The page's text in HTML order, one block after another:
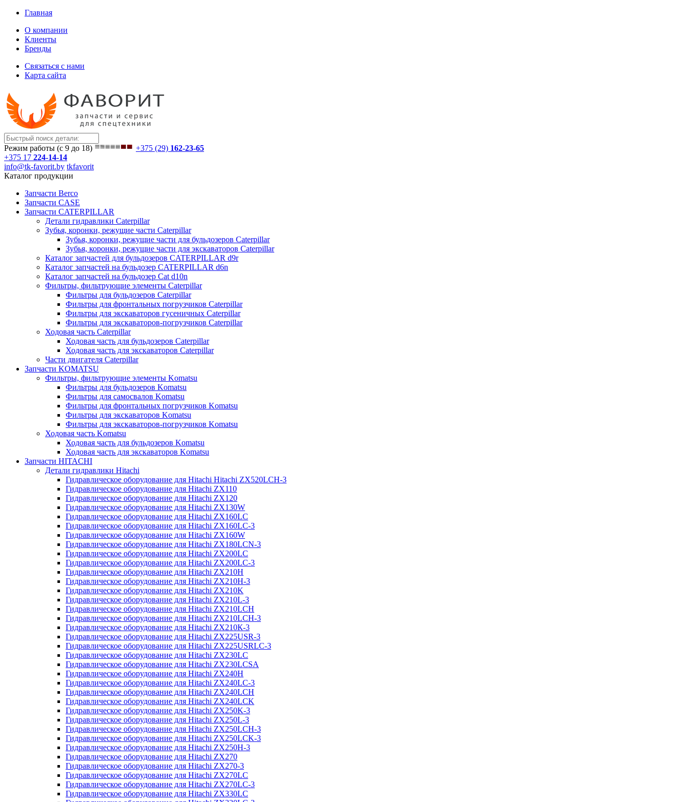
Главная
О компании
Клиенты
Бренды
Связаться с нами
Карта сайта
Режим работы (с 9 до 18) +375 (29) 162-23-65
+375 17 224-14-14
info@tk-favorit.by tkfavorit
Каталог продукции
Запчасти Berco
Запчасти CASE
Запчасти CATERPILLAR
Детали гидравлики Caterpillar
Зубья, коронки, режущие части Caterpillar
Зубья, коронки, режущие части для бульдозеров Caterpillar
Зубья, коронки, режущие части для экскаваторов Caterpillar
Каталог запчастей для бульдозеров CATERPILLAR d9r
Каталог запчастей на бульдозер CATERPILLAR d6n
Каталог запчастей на бульдозер Сat d10n
Фильтры, фильтрующие элементы Caterpillar
Фильтры для бульдозеров Caterpillar
Фильтры для фронтальных погрузчиков Caterpillar
Фильтры для экскаваторов гусеничных Caterpillar
Фильтры для экскаваторов-погрузчиков Caterpillar
Ходовая часть Caterpillar
Ходовая часть для бульдозеров Caterpillar
Ходовая часть для экскаваторов Caterpillar
Части двигателя Caterpillar
Запчасти KOMATSU
Фильтры, фильтрующие элементы Komatsu
Фильтры для бульдозеров Komatsu
Фильтры для самосвалов Komatsu
Фильтры для фронтальных погрузчиков Komatsu
Фильтры для экскаваторов Komatsu
Фильтры для экскаваторов-погрузчиков Komatsu
Ходовая часть Komatsu
Ходовая часть для бульдозеров Komatsu
Ходовая часть для экскаваторов Komatsu
Запчасти HITACHI
Детали гидравлики Hitachi
Гидравлическое оборудование для Hitachi Hitachi ZX520LCH-3
Гидравлическое оборудование для Hitachi ZX110
Гидравлическое оборудование для Hitachi ZX120
Гидравлическое оборудование для Hitachi ZX130W
Гидравлическое оборудование для Hitachi ZX160LC
Гидравлическое оборудование для Hitachi ZX160LC-3
Гидравлическое оборудование для Hitachi ZX160W
Гидравлическое оборудование для Hitachi ZX180LCN-3
Гидравлическое оборудование для Hitachi ZX200LC
Гидравлическое оборудование для Hitachi ZX200LC-3
Гидравлическое оборудование для Hitachi ZX210H
Гидравлическое оборудование для Hitachi ZX210H-3
Гидравлическое оборудование для Hitachi ZX210K
Гидравлическое оборудование для Hitachi ZX210L-3
Гидравлическое оборудование для Hitachi ZX210LCH
Гидравлическое оборудование для Hitachi ZX210LCH-3
Гидравлическое оборудование для Hitachi ZX210К-3
Гидравлическое оборудование для Hitachi ZX225USR-3
Гидравлическое оборудование для Hitachi ZX225USRLC-3
Гидравлическое оборудование для Hitachi ZX230LC
Гидравлическое оборудование для Hitachi ZX230LCSA
Гидравлическое оборудование для Hitachi ZX240H
Гидравлическое оборудование для Hitachi ZX240LC-3
Гидравлическое оборудование для Hitachi ZX240LCH
Гидравлическое оборудование для Hitachi ZX240LCK
Гидравлическое оборудование для Hitachi ZX250K-3
Гидравлическое оборудование для Hitachi ZX250L-3
Гидравлическое оборудование для Hitachi ZX250LCH-3
Гидравлическое оборудование для Hitachi ZX250LCK-3
Гидравлическое оборудование для Hitachi ZX250Н-3
Гидравлическое оборудование для Hitachi ZX270
Гидравлическое оборудование для Hitachi ZX270-3
Гидравлическое оборудование для Hitachi ZX270LC
Гидравлическое оборудование для Hitachi ZX270LC-3
Гидравлическое оборудование для Hitachi ZX330LC